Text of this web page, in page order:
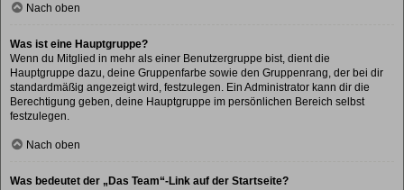
Nach oben
Was ist eine Hauptgruppe?
Wenn du Mitglied in mehr als einer Benutzergruppe bist, dient die
Hauptgruppe dazu, deine Gruppenfarbe sowie den Gruppenrang, der bei dir
standardmäßig angezeigt wird, festzulegen. Ein Administrator kann dir die
Berechtigung geben, deine Hauptgruppe im persönlichen Bereich selbst
festzulegen.
Nach oben
Was bedeutet der „Das Team“-Link auf der Startseite?